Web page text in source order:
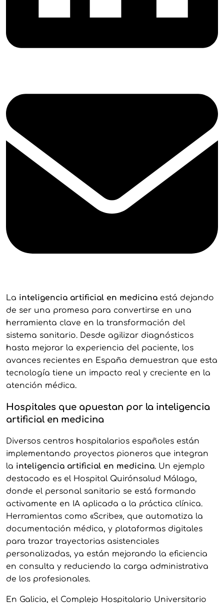
La inteligencia artificial en medicinaestá dejando
de ser una promesa para convertirse en una
herramienta clave en la transformación del
sistema sanitario. Desde agilizar diagnósticos
hasta mejorar la experiencia del paciente, los
avances recientes en España demuestran que esta
tecnología tiene un impacto real y creciente en la
atención médica.
Hospitales que apuestan por la inteligencia
artificial en medicina
Diversos centros hospitalarios españoles están
implementando proyectos pioneros que integran
la inteligencia artificial en medicina. Un ejemplo
destacado es el Hospital Quirónsalud Málaga,
donde el personal sanitario se está formando
activamente en IA aplicada a la práctica clínica.
Herramientas como «Scribe», que automatiza la
documentación médica, y plataformas digitales
para trazar trayectorias asistenciales
personalizadas, ya están mejorando la eficiencia
en consulta y reduciendo la carga administrativa
de los profesionales.
En Galicia, el Complejo Hospitalario Universitario